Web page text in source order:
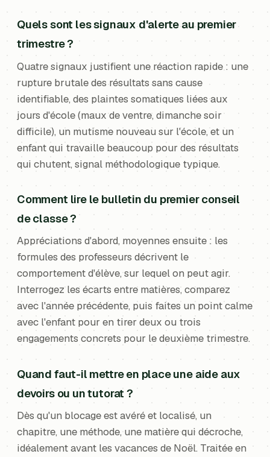
Quels sont les signaux d'alerte au premier
trimestre ?
Quatre signaux justifient une réaction rapide : une
rupture brutale des résultats sans cause
identifiable, des plaintes somatiques liées aux
jours d'école (maux de ventre, dimanche soir
difficile), un mutisme nouveau sur l'école, et un
enfant qui travaille beaucoup pour des résultats
qui chutent, signal méthodologique typique.
Comment lire le bulletin du premier conseil
de classe ?
Appréciations d'abord, moyennes ensuite : les
formules des professeurs décrivent le
comportement d'élève, sur lequel on peut agir.
Interrogez les écarts entre matières, comparez
avec l'année précédente, puis faites un point calme
avec l'enfant pour en tirer deux ou trois
engagements concrets pour le deuxième trimestre.
Quand faut-il mettre en place une aide aux
devoirs ou un tutorat ?
Dès qu'un blocage est avéré et localisé, un
chapitre, une méthode, une matière qui décroche,
idéalement avant les vacances de Noël. Traitée en